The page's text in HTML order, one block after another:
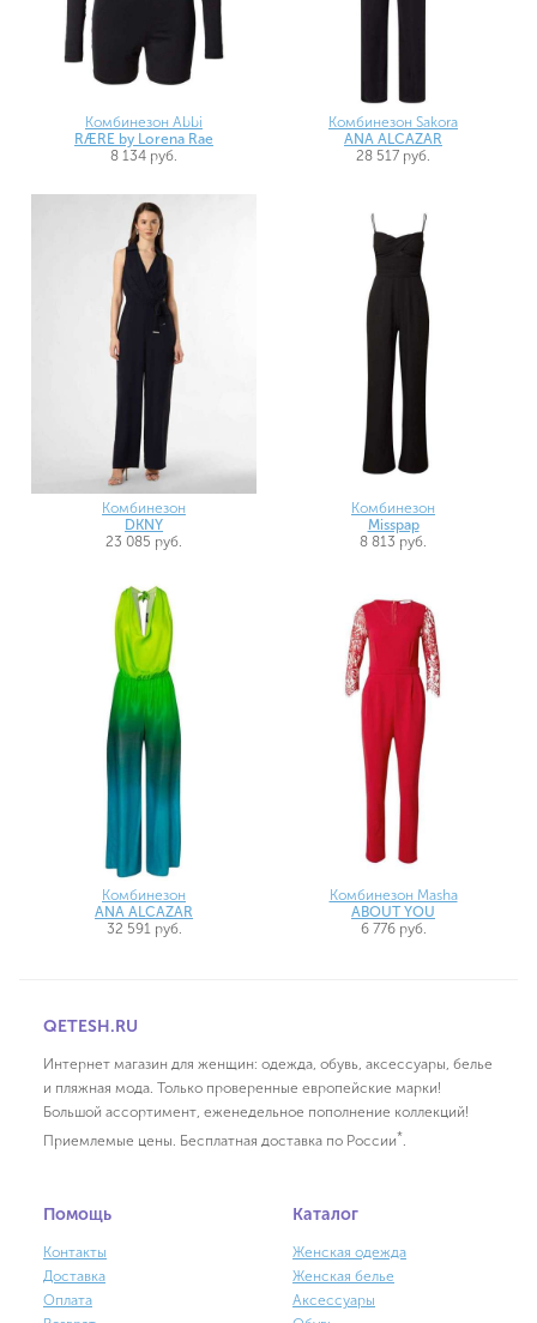
Комбинезон Abbi
RÆRE by Lorena Rae
8 134 руб.
Комбинезон Sakora
ANA ALCAZAR
28 517 руб.
Комбинезон
DKNY
23 085 руб.
Комбинезон
Misspap
8 813 руб.
Комбинезон
ANA ALCAZAR
32 591 руб.
Комбинезон Masha
ABOUT YOU
6 776 руб.
QETESH.RU
Интернет магазин для женщин: одежда, обувь, аксессуары, белье
и пляжная мода. Только проверенные европейские марки!
Большой ассортимент, еженедельное пополнение коллекций!
Приемлемые цены. Бесплатная доставка по России*
Помощь
Контакты
Доставка
Оплата
Каталог
Женская одежда
Женская белье
Аксессуары